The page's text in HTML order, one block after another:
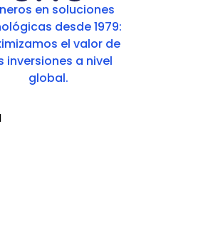
en soluciones
desde 1979:
el valor de
inversiones a nivel
global.